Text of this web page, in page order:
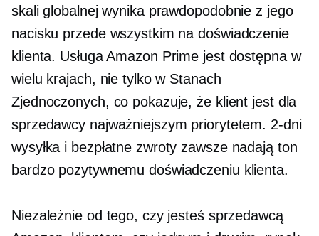
skali globalnej wynika prawdopodobnie z jego
nacisku przede wszystkim na doświadczenie
klienta. Usługa Amazon Prime jest dostępna w
wielu krajach, nie tylko w Stanach
Zjednoczonych, co pokazuje, że klient jest dla
sprzedawcy najważniejszym priorytetem. 2-dni
wysyłka i bezpłatne zwroty zawsze nadają ton
bardzo pozytywnemu doświadczeniu klienta.
Niezależnie od tego, czy jesteś sprzedawcą